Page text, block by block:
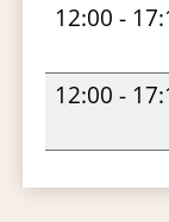
12:00 -
12:00 -